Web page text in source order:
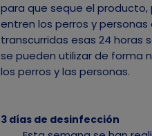
para que seque el
entren los perros y
transcurridas esas 24 horas
se pueden utilizar de forma
los perros y las personas.
3 días de desinfección